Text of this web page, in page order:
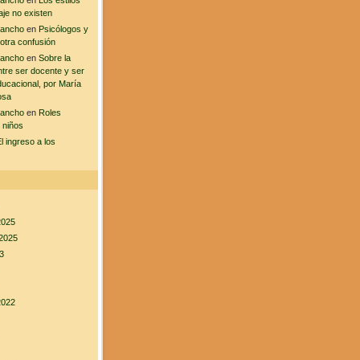
no existen
en Psicólogos y
confusión
en Sobre la
ser docente y ser
por María
en Roles
ingreso a los